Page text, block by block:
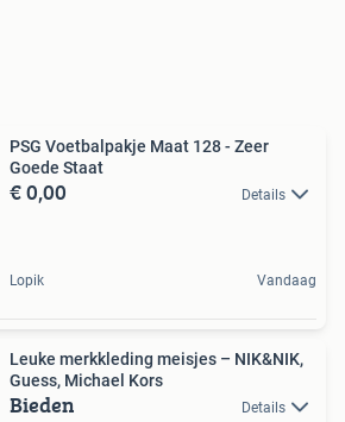
PSG Voetbalpakje Maat 128 - Zeer
Goede Staat
€ 0,00 Details
Lopik Vandaag
Leuke merkkleding meisjes – NIK&NIK,
Guess, Michael Kors
Bieden Details